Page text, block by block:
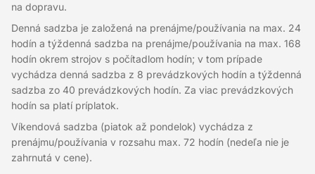
na dopravu.
Denná sadzba je založená na prenájme/používania na max. 24
hodín a týždenná sadzba na prenájme/používania na max. 168
hodín okrem strojov s počítadlom hodín; v tom prípade
vychádza denná sadzba z 8 prevádzkových hodín a týždenná
sadzba zo 40 prevádzkových hodín. Za viac prevádzkových
hodín sa platí príplatok.
Víkendová sadzba (piatok až pondelok) vychádza z
prenájmu/používania v rozsahu max. 72 hodín (nedeľa nie je
zahrnutá v cene).